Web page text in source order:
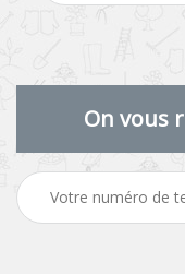
On vous